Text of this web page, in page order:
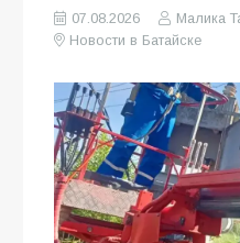
07.08.2026
Малика
Новости в Батайске